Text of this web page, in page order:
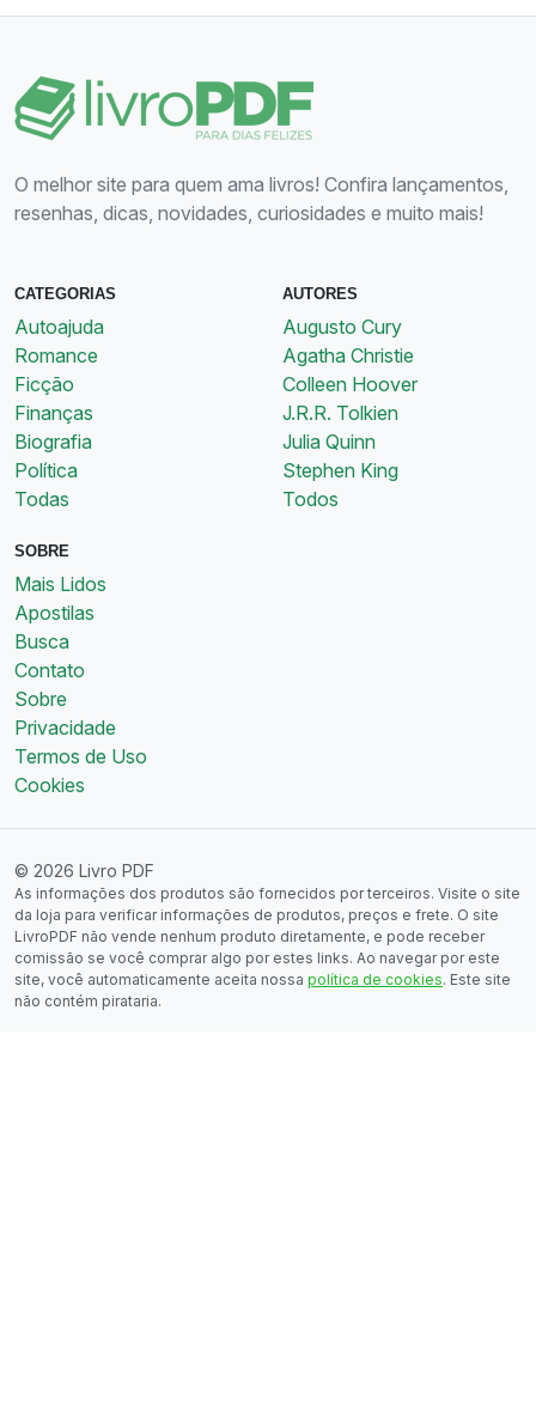
O melhor site para quem ama livros! Confira lançamentos,
resenhas, dicas, novidades, curiosidades e muito mais!
CATEGORIAS
Autoajuda
Romance
Ficção
Finanças
Biografia
Política
Todas
AUTORES
Augusto Cury
Agatha Christie
Colleen Hoover
J.R.R. Tolkien
Julia Quinn
Stephen King
Todos
SOBRE
Mais Lidos
Apostilas
Busca
Contato
Sobre
Privacidade
Termos de Uso
Cookies
© 2026 Livro PDF
As informações dos produtos são fornecidos por terceiros. Visite o site
da loja para verificar informações de produtos, preços e frete. O site
LivroPDF não vende nenhum produto diretamente, e pode receber
comissão se você comprar algo por estes links. Ao navegar por este
site, você automaticamente aceita nossa política de cookies. Este site
não contém pirataria.